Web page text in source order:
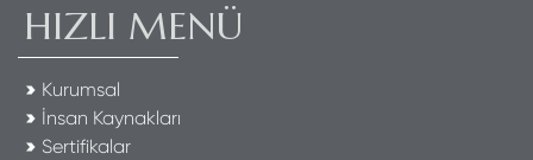
HIZLI MENÜ
Kurumsal
İnsan Kaynakları
Sertifikalar